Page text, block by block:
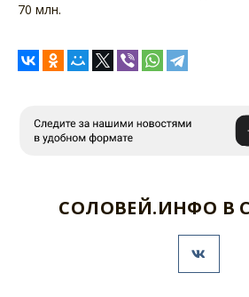
70 млн.
СОЛОВЕЙ.ИНФО В